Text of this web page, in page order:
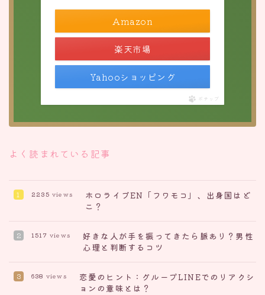
Amazon
楽天市場
Yahooショッピング
ポチップ
よく読まれている記事
ホロライブEN「フワモコ」、出身国はど
こ？
2235 views
好きな人が手を振ってきたら脈あり？男性
心理と判断するコツ
1517 views
恋愛のヒント：グループLINEでのリアクシ
ョンの意味とは？
638 views